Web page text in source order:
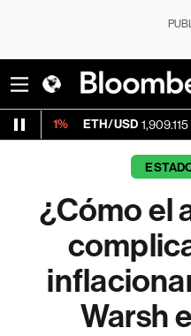
ETH/USD 1,909.115 -0.35%
¿Cómo el
Warsh